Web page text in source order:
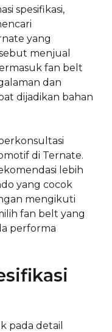
spesifikasi,
yang
menjual
fan belt
dan
dijadikan bahan
di Ternate.
lebih
yang cocok
mengikuti
fan belt yang
performa
pada detail